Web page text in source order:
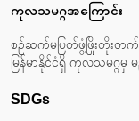
Footer menu
ကုလသမဂ္ဂအကြောင်း
စဉ်ဆက်မပြတ်ဖွံ့ဖြိုးတိုးတက်
မြန်မာနိုင်ငံရှိ ကုလသမဂ္
SDGs